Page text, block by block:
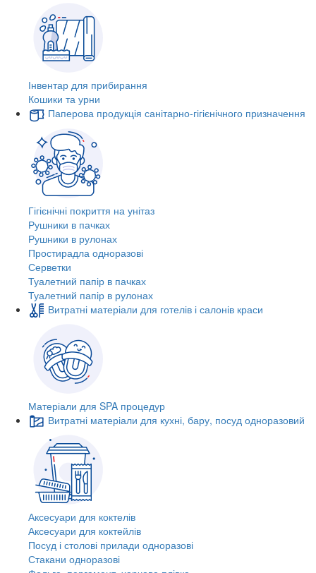
Інвентар для прибирання
Кошики та урни
Паперова продукція санітарно-гігієнічного призначення
Гігієнічні покриття на унітаз
Рушники в пачках
Рушники в рулонах
Простирадла одноразові
Серветки
Туалетний папір в пачках
Туалетний папір в рулонах
Витратні матеріали для готелів і салонів краси
Матеріали для SPA процедур
Витратні матеріали для кухні, бару, посуд одноразовий
Аксесуари для коктелів
Аксесуари для коктейлів
Посуд і столові прилади одноразові
Стакани одноразові